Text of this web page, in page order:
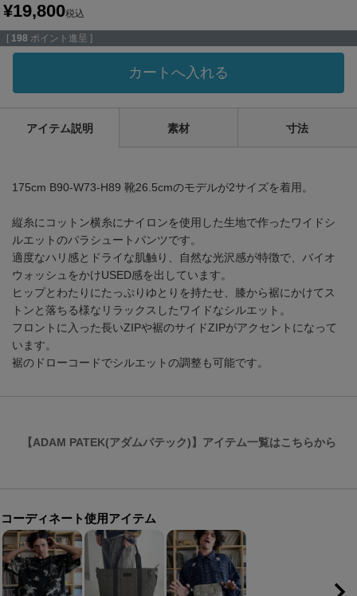
¥19,800税込
[ 198 ポイント進呈 ]
カートへ入れる
アイテム説明 素材 寸法
175cm B90-W73-H89 靴26.5cmのモデルが2サイズを着用。
縦糸にコットン横糸にナイロンを使用した生地で作ったワイドシ
ルエットのパラシュートパンツです。
適度なハリ感とドライな肌触り、自然な光沢感が特徴で、バイオ
ウォッシュをかけUSED感を出しています。
ヒップとわたりにたっぷりゆとりを持たせ、膝から裾にかけてス
トンと落ちる様なリラックスしたワイドなシルエット。
フロントに入った長いZIPや裾のサイドZIPがアクセントになって
います。
裾のドローコードでシルエットの調整も可能です。
【ADAM PATEK(アダムパテック)】アイテム一覧はこちらから
コーディネート使用アイテム